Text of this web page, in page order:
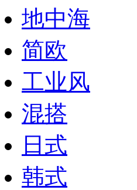
地中海
简欧
工业风
混搭
日式
韩式